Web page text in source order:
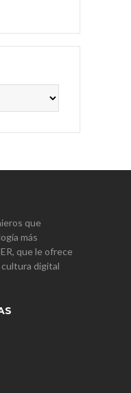
que
más
que le ofrece
digital